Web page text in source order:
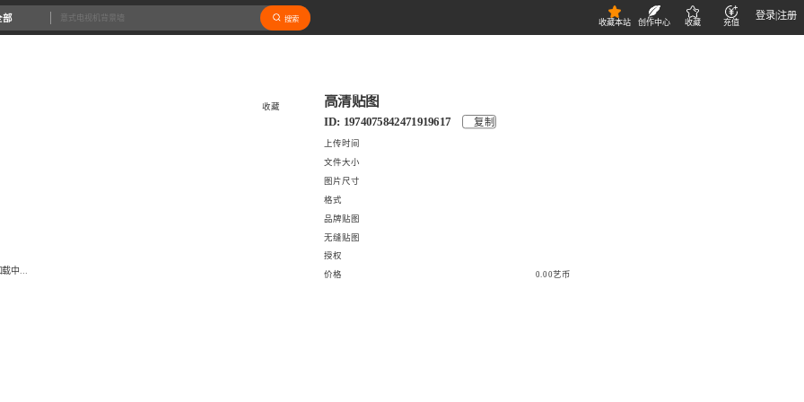
部 搜索 收藏本站 创作中心 收藏 充值
登录|注册
载中...
收藏 高清贴图
ID: 1974075842471919617 复制
上传时间
文件大小
图片尺寸
格式
品牌贴图
无缝贴图
授权
价格 0.00艺币